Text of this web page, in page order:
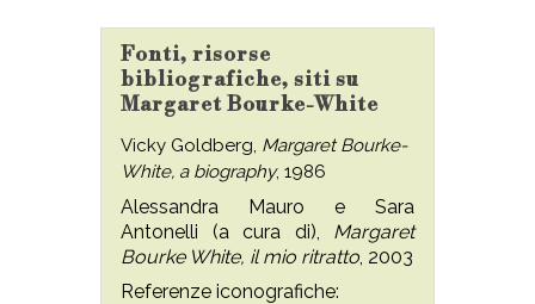
Fonti, risorse
bibliografiche, siti su
Margaret Bourke-White
Vicky Goldberg, Margaret Bourke-
White, a biography, 1986
Alessandra Mauro e Sara
Antonelli (a cura di), Margaret
Bourke White, il mio ritratto , 2003
Referenze iconografiche: